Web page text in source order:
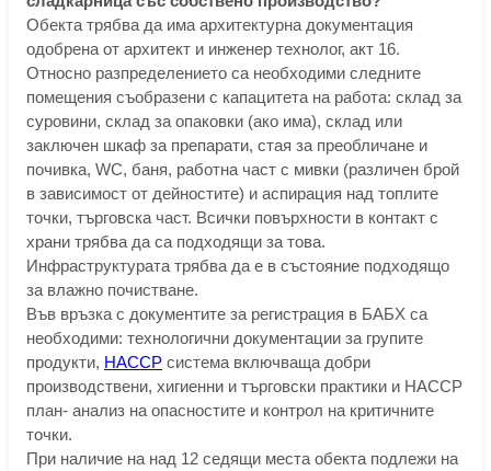
Обекта трябва да има архитектурна документация
одобрена от архитект и инженер технолог, акт 16.
Относно разпределението са необходими следните
помещения съобразени с капацитета на работа: склад за
суровини, склад за опаковки (ако има), склад или
заключен шкаф за препарати, стая за преобличане и
почивка, WC, баня, работна част с мивки (различен брой
в зависимост от дейностите) и аспирация над топлите
точки, търговска част. Всички повърхности в контакт с
храни трябва да са подходящи за това.
Инфраструктурата трябва да е в състояние подходящо
за влажно почистване.
Във връзка с документите за регистрация в БАБХ са
необходими: технологични документации за групите
продукти, HACCP система включваща добри
производствени, хигиенни и търговски практики и HACCP
план- анализ на опасностите и контрол на критичните
точки.
При наличие на над 12 седящи места обекта подлежи на